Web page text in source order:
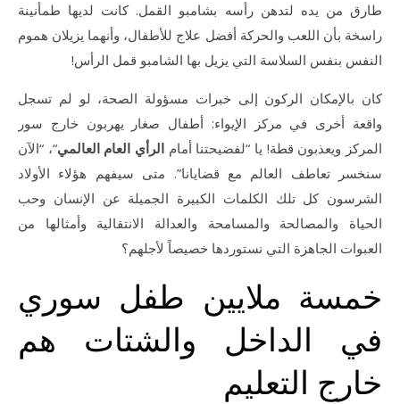
طارق من يده لتدهن رأسه بشامبو القمل. كانت لديها طمأنينة
راسخة بأن اللعب والحركة أفضل علاج للأطفال، وأنهما يزيلان هموم
النفس بنفس السلاسة التي يزيل بها الشامبو قمل الرأس!
كان بالإمكان الركون إلى خبرات مسؤولة الصحة، لو لم تسجل
واقعة أخرى في مركز الإيواء: أطفال صغار يهربون خارج سور
المركز ويعذبون قطة! يا “لفضيحتنا أمام الرأي العام العالمي“، “الآن
سنخسر تعاطف العالم مع قضايانا”. متى سيفهم هؤلاء الأولاد
الشرسون كل تلك الكلمات الكبيرة الجميلة عن الإنسان وحب
الحياة والمصالحة والمسامحة والعدالة الانتقالية وأمثالها من
العبوات الجاهزة التي نستوردها خصيصاً لأجلهم؟
خمسة ملايين طفل سوري
في الداخل والشتات هم
خارج التعليم